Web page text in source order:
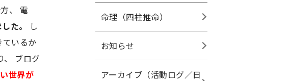
、 電
た。
し
ているか
、 ブログ
世界が
命理（四柱推命）
お知らせ
アーカイブ（活動ログ／日